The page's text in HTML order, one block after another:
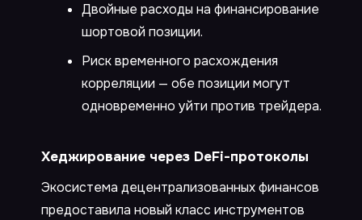
Двойные расходы на финансирование
шортовой позиции.
Риск временного расхождения
корреляции — обе позиции могут
одновременно уйти против трейдера.
Хеджирование через DeFi-протоколы
Экосистема децентрализованных финансов
предоставила новый класс инструментов